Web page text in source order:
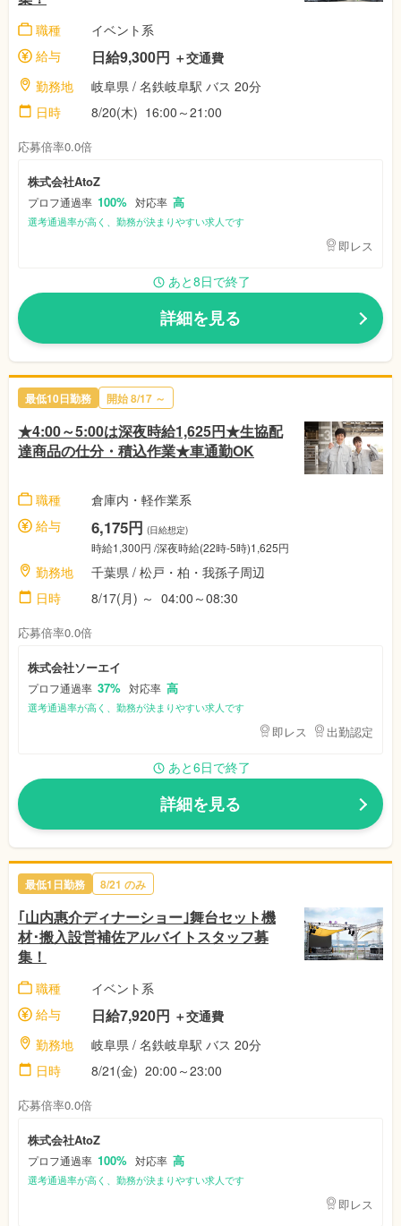
職種
イベント系
給与
日給9,300円 ＋交通費
勤務地
岐阜県 / 名鉄岐阜駅 バス 20分
日時
8/20(木) 16:00～21:00
応募倍率0.0倍
株式会社AtoZ
プロフ通過率 100% 対応率 高
選考通過率が高く、勤務が決まりやすい求人です
即レス
あと8日で終了
詳細を見る
最低10日勤務 開始 8/17 ～
★4:00～5:00は深夜時給1,625円★生協配
達商品の仕分・積込作業★車通勤OK
職種
倉庫内・軽作業系
給与
6,175円 (日給想定)
時給1,300円 /深夜時給(22時-5時)1,625円
勤務地
千葉県 / 松戸・柏・我孫子周辺
日時
8/17(月) ～ 04:00～08:30
応募倍率0.0倍
株式会社ソーエイ
プロフ通過率 37% 対応率 高
選考通過率が高く、勤務が決まりやすい求人です
即レス 出勤認定
あと6日で終了
詳細を見る
最低1日勤務 8/21 のみ
｢山内惠介ディナーショー｣舞台セット機
材･搬入設営補佐アルバイトスタッフ募
集！
職種
イベント系
給与
日給7,920円 ＋交通費
勤務地
岐阜県 / 名鉄岐阜駅 バス 20分
日時
8/21(金) 20:00～23:00
応募倍率0.0倍
株式会社AtoZ
プロフ通過率 100% 対応率 高
選考通過率が高く、勤務が決まりやすい求人です
即レス